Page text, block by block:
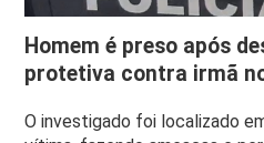
Homem é preso após
protetiva contra irmã
O investigado foi localizado